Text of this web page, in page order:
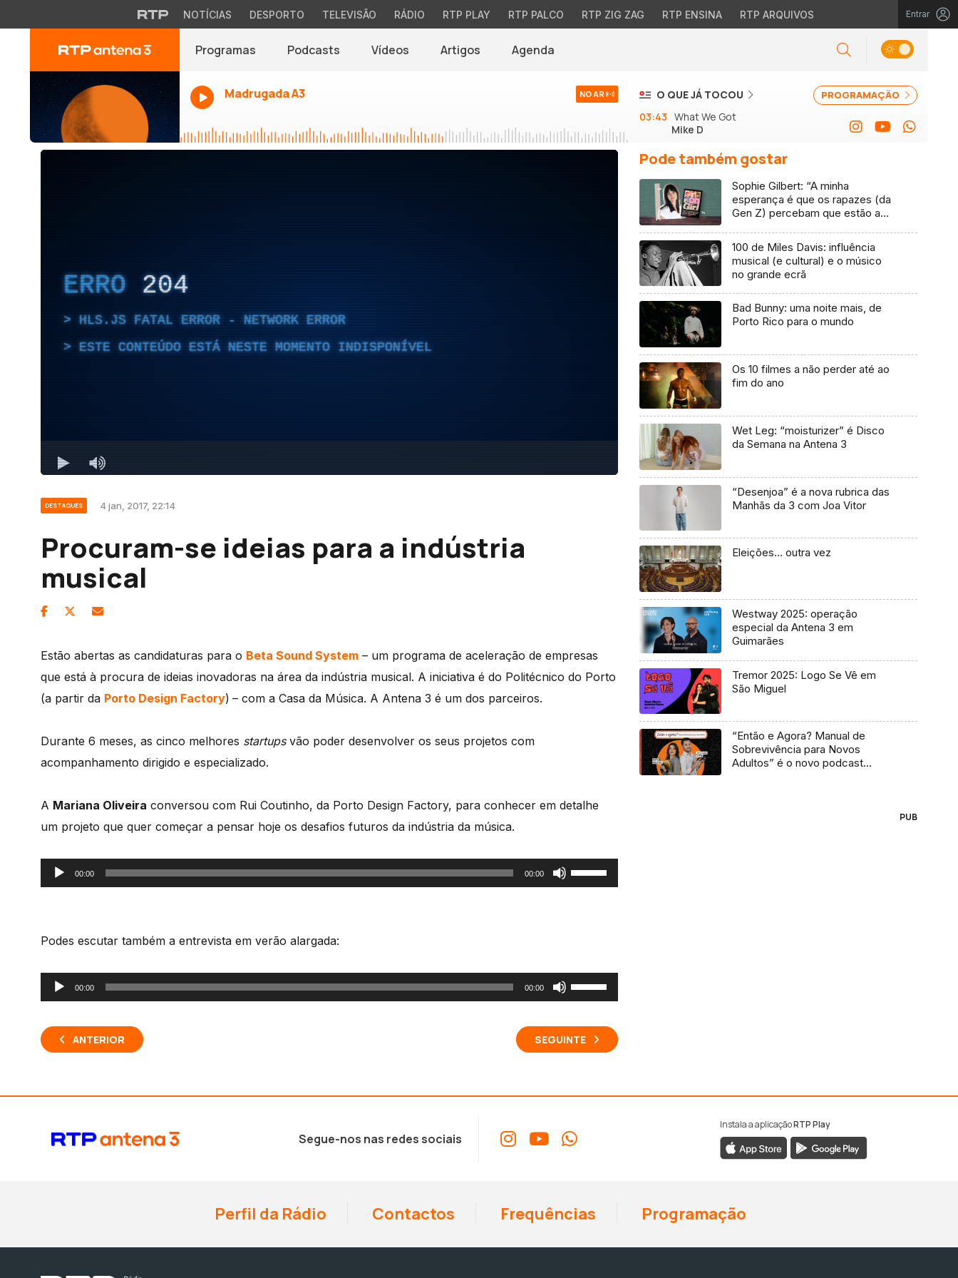
NOTÍCIAS DESPORTO TELEVISÃO RÁDIO RTP PLAY RTP PALCO RTP ZIG ZAG RTP ENSINA RTP ARQUIVOS Entrar
Programas Podcasts Vídeos Artigos Agenda
Madrugada A3 NO AR PROGRAMAÇÃO
O QUE JÁ TOCOU
03:43 What We Got
Mike D
DESTAQUES 4 jan, 2017, 22:14
Procuram-se ideias para a indústria
musical
Estão abertas as candidaturas para o Beta Sound System – um programa de aceleração de empresas
que está à procura de ideias inovadoras na área da indústria musical. A iniciativa é do Politécnico do Porto
(a partir da Porto Design Factory) – com a Casa da Música. A Antena 3 é um dos parceiros.
Durante 6 meses, as cinco melhores startups vão poder desenvolver os seus projetos com
acompanhamento dirigido e especializado.
A Mariana Oliveira conversou com Rui Coutinho, da Porto Design Factory, para conhecer em detalhe
um projeto que quer começar a pensar hoje os desafios futuros da indústria da música.
Reprodutor
de
00:00 00:00
Use
as
aumentar
o
Podes escutar também a entrevista em verão alargada:
Reprodutor
de
áudio
00:00 00:00
Use
as
setas
cima/baixo
diminuir
ANTERIOR SEGUINTE
Pode também gostar
Sophie Gilbert: “A minha
esperança é que os rapazes (da
Gen Z) percebam que estão a
100 de Miles Davis: influência
musical (e cultural) e o músico
no grande ecrã
Bad Bunny: uma noite mais, de
Porto Rico para o mundo
Os 10 filmes a não perder até ao
fim do ano
Wet Leg: “moisturizer” é Disco
da Semana na Antena 3
“Desenjoa” é a nova rubrica das
Manhãs da 3 com Joa Vitor
Eleições… outra vez
Westway 2025: operação
especial da Antena 3 em
Guimarães
Tremor 2025: Logo Se Vê em
São Miguel
“Então e Agora? Manual de
Sobrevivência para Novos
Adultos” é o novo podcast
PUB
Segue-nos nas redes sociais
Instala a aplicaçãoRTP Play
Perfil da Rádio Contactos Frequências Programação